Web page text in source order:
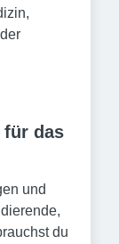
für das
und
du